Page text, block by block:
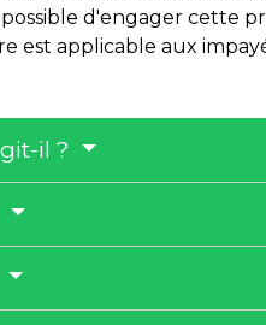
possible d'engager cette
est applicable aux
il ?